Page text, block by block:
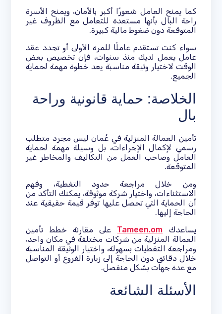
كما يمنح العامل شعورًا أكبر بالأمان، ويمنح الأسرة
راحة البال بأنها مستعدة للتعامل مع الظروف غير
المتوقعة دون ضغوط مالية كبيرة.
سواء كنت تستقدم عاملًا للمرة الأولى أو تجدد عقد
عامل يعمل لديك منذ سنوات، فإن تخصيص بعض
الوقت لاختيار وثيقة مناسبة يعد خطوة مهمة لحماية
الجميع.
الخلاصة: حماية قانونية وراحة
بال
تأمين العمالة المنزلية في عُمان ليس مجرد متطلب
رسمي لإكمال الإجراءات، بل وسيلة مهمة لحماية
العامل وصاحب العمل من التكاليف والمخاطر غير
المتوقعة.
ومن خلال مراجعة حدود التغطية، وفهم
الاستثناءات، واختيار شركة موثوقة، يمكنك التأكد من
أن الحماية التي تحصل عليها توفر قيمة حقيقية عند
الحاجة إليها.
يساعدك Tameen.om على مقارنة خطط تأمين
العمالة المنزلية من شركات مختلفة في مكان واحد،
ومراجعة التغطيات بسهولة، واختيار الوثيقة المناسبة
خلال دقائق دون الحاجة إلى زيارة الفروع أو التواصل
مع عدة جهات بشكل منفصل.
الأسئلة الشائعة